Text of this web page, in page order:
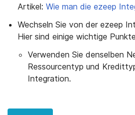
Artikel: Wie man die ezeep
Wechseln Sie von der ezeep
Hier sind einige wichtige
Verwenden Sie denselben
Ressourcentyp und
Integration.